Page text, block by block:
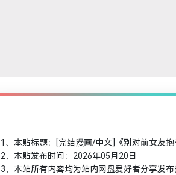
1、本贴标题：[完结漫画/中文]《别对前女友
2、本贴发布时间：2026年05月20日
3、本站所有内容均为站内网盘爱好者分享发